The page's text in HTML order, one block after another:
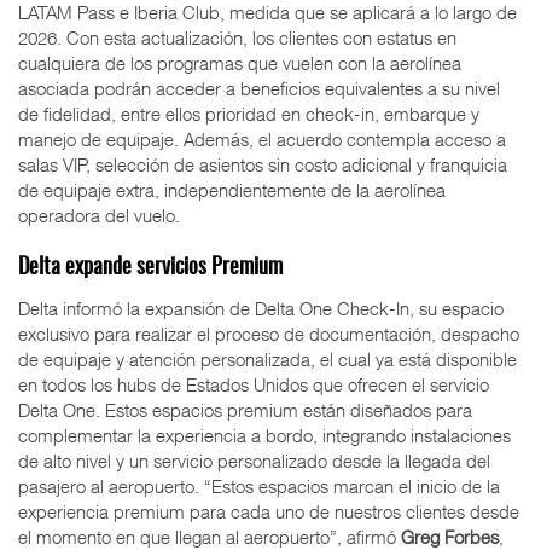
LATAM Pass e Iberia Club, medida que se aplicará a lo largo de
2026. Con esta actualización, los clientes con estatus en
cualquiera de los programas que vuelen con la aerolínea
asociada podrán acceder a beneficios equivalentes a su nivel
de fidelidad, entre ellos prioridad en check-in, embarque y
manejo de equipaje. Además, el acuerdo contempla acceso a
salas VIP, selección de asientos sin costo adicional y franquicia
de equipaje extra, independientemente de la aerolínea
operadora del vuelo.
Delta expande servicios Premium
Delta informó la expansión de Delta One Check-In, su espacio
exclusivo para realizar el proceso de documentación, despacho
de equipaje y atención personalizada, el cual ya está disponible
en todos los hubs de Estados Unidos que ofrecen el servicio
Delta One. Estos espacios premium están diseñados para
complementar la experiencia a bordo, integrando instalaciones
de alto nivel y un servicio personalizado desde la llegada del
pasajero al aeropuerto. “Estos espacios marcan el inicio de la
experiencia premium para cada uno de nuestros clientes desde
el momento en que llegan al aeropuerto”, afirmó Greg Forbes,